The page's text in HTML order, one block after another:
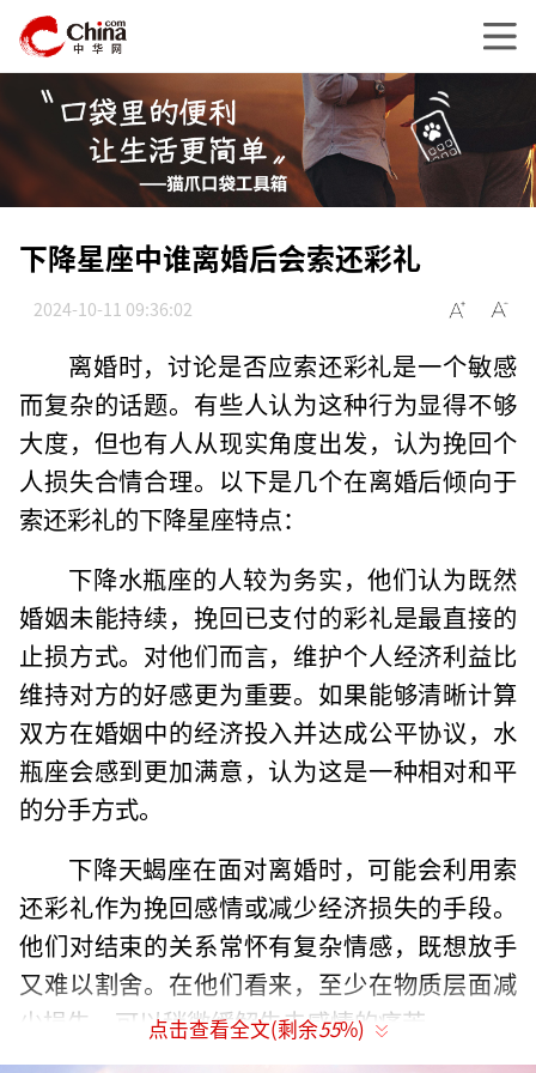
下降星座中谁离婚后会索还彩礼
2024-10-11 09:36:02
离婚时，讨论是否应索还彩礼是一个敏感
而复杂的话题。有些人认为这种行为显得不够
大度，但也有人从现实角度出发，认为挽回个
人损失合情合理。以下是几个在离婚后倾向于
索还彩礼的下降星座特点：
下降水瓶座的人较为务实，他们认为既然
婚姻未能持续，挽回已支付的彩礼是最直接的
止损方式。对他们而言，维护个人经济利益比
维持对方的好感更为重要。如果能够清晰计算
双方在婚姻中的经济投入并达成公平协议，水
瓶座会感到更加满意，认为这是一种相对和平
的分手方式。
下降天蝎座在面对离婚时，可能会利用索
还彩礼作为挽回感情或减少经济损失的手段。
他们对结束的关系常怀有复杂情感，既想放手
又难以割舍。在他们看来，至少在物质层面减
少损失，可以稍微缓解失去感情的痛苦。
点击查看全文(剩余55%)